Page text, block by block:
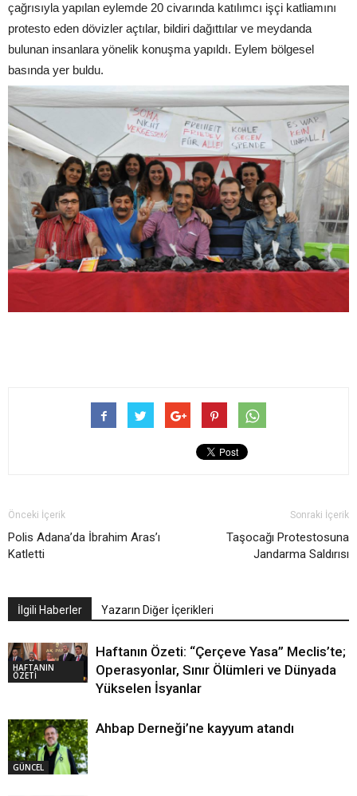
çağrısıyla yapılan eylemde 20 civarında katılımcı işçi katliamını
protesto eden dövizler açtılar, bildiri dağıttılar ve meydanda
bulunan insanlara yönelik konuşma yapıldı. Eylem bölgesel
basında yer buldu.
Önceki İçerik
Polis Adana’da İbrahim Aras’ı
Katletti
Sonraki İçerik
Taşocağı Protestosuna
Jandarma Saldırısı
İlgili Haberler Yazarın Diğer İçerikleri
HAFTANIN
ÖZETİ
Haftanın Özeti: “Çerçeve Yasa” Meclis’te;
Operasyonlar, Sınır Ölümleri ve Dünyada
Yükselen İsyanlar
GÜNCEL
Ahbap Derneği’ne kayyum atandı